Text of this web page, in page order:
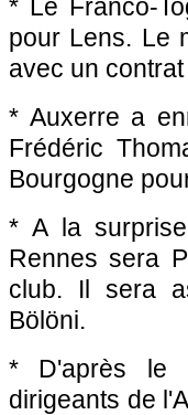
* Le Franco-
pour Lens. Le
avec un
* Auxerre a
Frédéric
Bourgogne
* A la
Rennes sera
club. Il sera
Bölöni.
* D'après le
dirigeants de